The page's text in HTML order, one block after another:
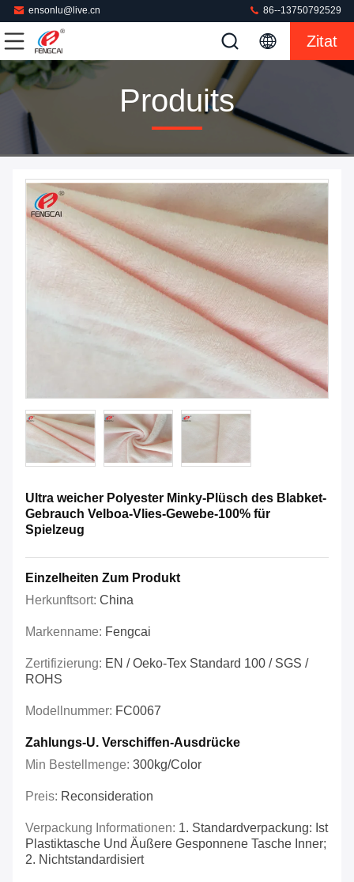
ensonlu@live.cn 86--13750792529
Zitat
Produits
Ultra weicher Polyester Minky-Plüsch des Blabket-
Gebrauch Velboa-Vlies-Gewebe-100% für
Spielzeug
Einzelheiten Zum Produkt
Herkunftsort: China
Markenname: Fengcai
Zertifizierung: EN / Oeko-Tex Standard 100 / SGS /
ROHS
Modellnummer: FC0067
Zahlungs-U. Verschiffen-Ausdrücke
Min Bestellmenge: 300kg/color
Preis: Reconsideration
Verpackung Informationen: 1. Standardverpackung: Ist
Plastiktasche Und Äußere Gesponnene Tasche Inner;
2. Nichtstandardisiert